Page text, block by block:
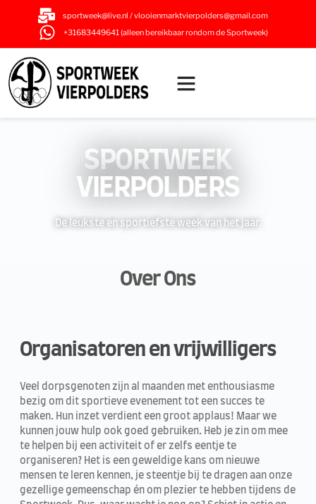
sportweek@live.nl / vlooienmarktvierpolders@gmail.com
+31683449641 (alleen bereikbaar rondom de Sportweek)
SPORTWEEK
VIERPOLDERS
De leukste en sportiefste week van het jaar.
Over Ons
Organisatoren en vrijwilligers
Veel dorpsgenoten zijn al maanden met enthousiasme
bezig om dit sportieve evenement tot een succes te
maken. Hun inzet verdient een groot applaus! Maar we
kunnen jouw hulp ook goed gebruiken. Heb je zin om mee
te helpen bij een activiteit of er zelfs eentje te
organiseren? Het is een geweldige kans om nieuwe
mensen te leren kennen, je steentje bij te dragen aan onze
gezellige gemeenschap én om plezier te hebben tijdens de